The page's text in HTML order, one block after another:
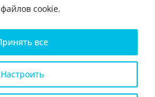
cookie.
Настроить
все
и условия использования
для мобильного приложения